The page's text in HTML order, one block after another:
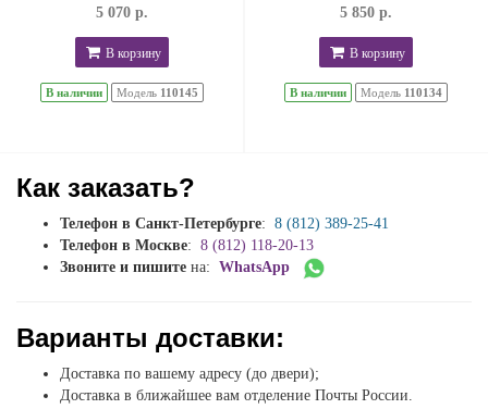
5 070 р.
В корзину
В наличии Модель 110145
5 850 р.
В корзину
В наличии Модель 110134
Как заказать?
Телефон в Санкт-Петербурге: 8 (812) 389-25-41
Телефон в Москве: 8 (812) 118-20-13
Звоните и пишите на: WhatsApp
Варианты доставки:
Доставка по вашему адресу (до двери);
Доставка в ближайшее вам отделение Почты России.